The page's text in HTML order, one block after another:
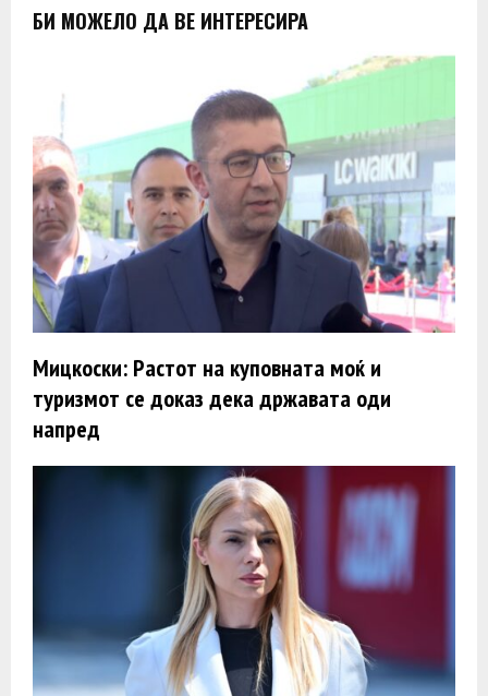
БИ МОЖЕЛО ДА ВЕ ИНТЕРЕСИРА
Мицкоски: Растот на куповната моќ и
туризмот се доказ дека државата оди
напред